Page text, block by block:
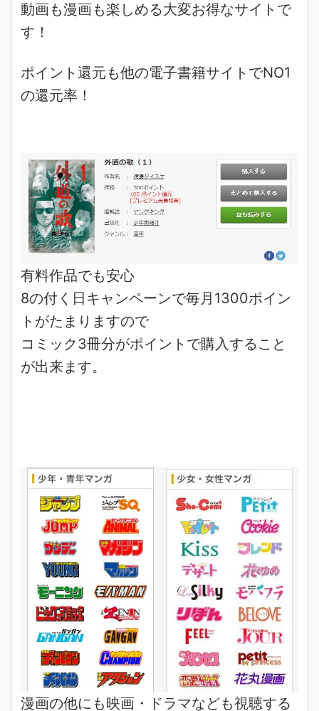
動画も漫画も楽しめる大変お得なサイトで
す！
ポイント還元も他の電子書籍サイトでNO1
の還元率 ！
有料作品でも安心
8の付く日キャンペーンで毎月1300ポイン
ト がたまりますので
コミック3冊分がポイント で購入すること
が出来ます。
漫画の他にも映画 ・ ドラマなども視聴する